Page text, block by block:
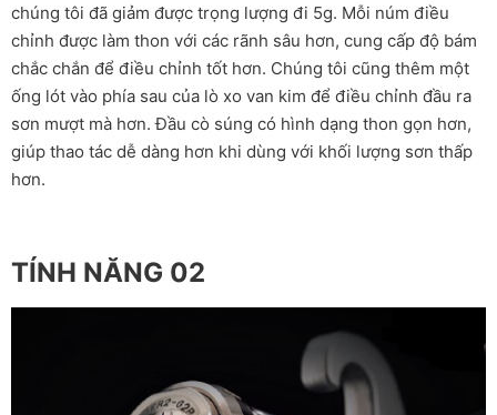
chúng tôi đã giảm được trọng lượng đi 5g. Mỗi núm điều
chỉnh được làm thon với các rãnh sâu hơn, cung cấp độ bám
chắc chắn để điều chỉnh tốt hơn. Chúng tôi cũng thêm một
ống lót vào phía sau của lò xo van kim để điều chỉnh đầu ra
sơn mượt mà hơn. Đầu cò súng có hình dạng thon gọn hơn,
giúp thao tác dễ dàng hơn khi dùng với khối lượng sơn thấp
hơn.
TÍNH NĂNG 02